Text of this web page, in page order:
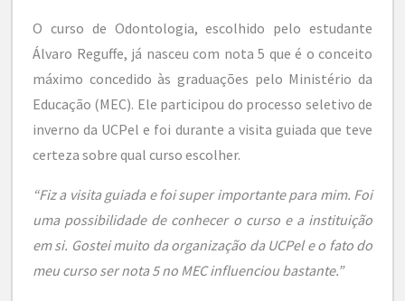
O curso de Odontologia, escolhido pelo estudante
Álvaro Reguffe, já nasceu com nota 5 que é o conceito
máximo concedido às graduações pelo Ministério da
Educação (MEC). Ele participou do processo seletivo de
inverno da UCPel e foi durante a visita guiada que teve
certeza sobre qual curso escolher.
“Fiz a visita guiada e foi super importante para mim. Foi
uma possibilidade de conhecer o curso e a instituição
em si. Gostei muito da organização da UCPel e o fato do
meu curso ser nota 5 no MEC influenciou bastante.”